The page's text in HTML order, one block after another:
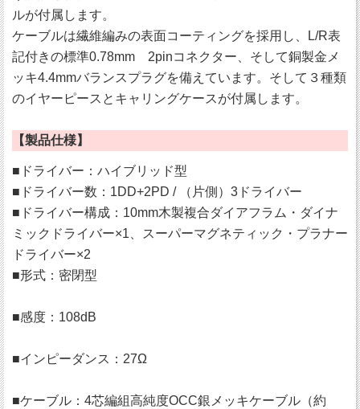
ルが付属します。
ケーブルは繊維編みの表面コーティングを採用し、L/R表
記付きの標準0.78mm 2pinコネクター、そして銅製金メ
ッキ4.4mmバランスプラグを備えています。そして３種類
のイヤーピースとキャリングケースが付属します。
【製品仕様】
■ドライバー：ハイブリッド型
■ドライバー数：1DD+2PD / （片側）3ドライバー
■ドライバー構成：10mm木製複合ダイアフラム・ダイナ
ミックドライバー×1、スーパーマグネティック・プラナー
ドライバー×2
■形式：密閉型
■感度：108dB
■インピーダンス：27Ω
■ケーブル：4芯編組高純度OCC銀メッキケーブル（約